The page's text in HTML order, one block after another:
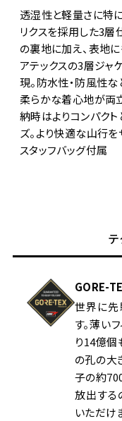
透湿性と軽量さに特
リクスを採用した3層
の裏地に加え、表地
アテックスの3層ジャ
現。防水性・防風性
柔らかな着心地が両
納時はよりコンパク
ズ。より快適な山行を
スタッフバッグ付属
GORE-
世界に先
す。薄い
り14億個
の孔の大
子の約
放出する
いただけ